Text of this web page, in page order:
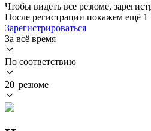
Чтобы видеть все резюме,
После регистрации покажем ещё 1
Зарегистрироваться
За всё время
По соответствию
20 резюме